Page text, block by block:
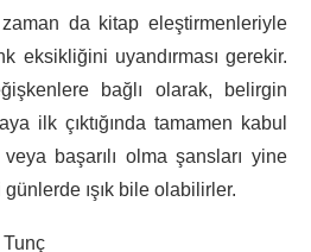
zaman da kitap eleştirmenleriyle
eksikliğini uyandırması gerekir.
bağlı olarak, belirgin
ilk çıktığında tamamen kabul
başarılı olma şansları yine
ışık bile olabilirler.